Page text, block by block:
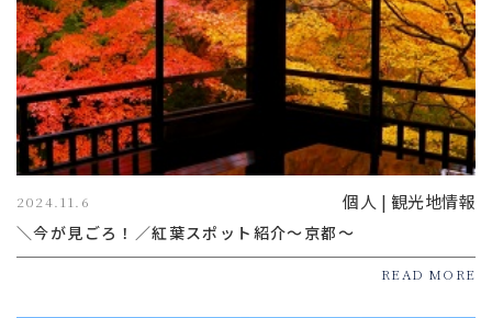
2024.11.6 個人 | 観光地情報
＼今が見ごろ！／紅葉スポット紹介～京都～
READ MORE